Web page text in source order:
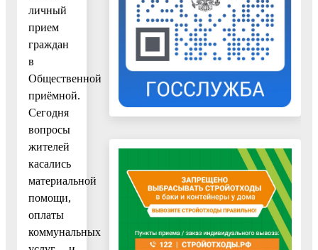
личный
прием
граждан
в
Общественной
приёмной.
Сегодня
вопросы
жителей
касались
материальной
помощи,
оплаты
коммунальных